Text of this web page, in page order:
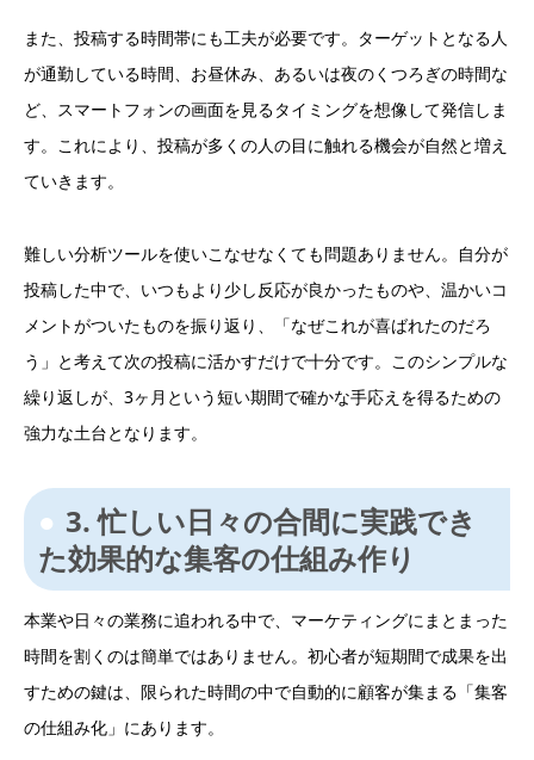
また、投稿する時間帯にも工夫が必要です。ターゲットとなる人
が通勤している時間、お昼休み、あるいは夜のくつろぎの時間な
ど、スマートフォンの画面を見るタイミングを想像して発信しま
す。これにより、投稿が多くの人の目に触れる機会が自然と増え
ていきます。
難しい分析ツールを使いこなせなくても問題ありません。自分が
投稿した中で、いつもより少し反応が良かったものや、温かいコ
メントがついたものを振り返り、「なぜこれが喜ばれたのだろ
う」と考えて次の投稿に活かすだけで十分です。このシンプルな
繰り返しが、3ヶ月という短い期間で確かな手応えを得るための
強力な土台となります。
3. 忙しい日々の合間に実践でき
た効果的な集客の仕組み作り
本業や日々の業務に追われる中で、マーケティングにまとまった
時間を割くのは簡単ではありません。初心者が短期間で成果を出
すための鍵は、限られた時間の中で自動的に顧客が集まる「集客
の仕組み化」にあります。